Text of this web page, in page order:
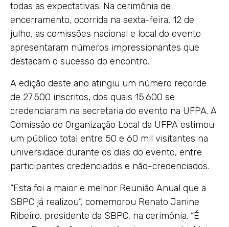
todas as expectativas. Na cerimônia de
encerramento, ocorrida na sexta-feira, 12 de
julho, as comissões nacional e local do evento
apresentaram números impressionantes que
destacam o sucesso do encontro.
A edição deste ano atingiu um número recorde
de 27.500 inscritos, dos quais 15.600 se
credenciaram na secretaria do evento na UFPA. A
Comissão de Organização Local da UFPA estimou
um público total entre 50 e 60 mil visitantes na
universidade durante os dias do evento, entre
participantes credenciados e não-credenciados.
“Esta foi a maior e melhor Reunião Anual que a
SBPC já realizou”, comemorou Renato Janine
Ribeiro, presidente da SBPC, na cerimônia. “É